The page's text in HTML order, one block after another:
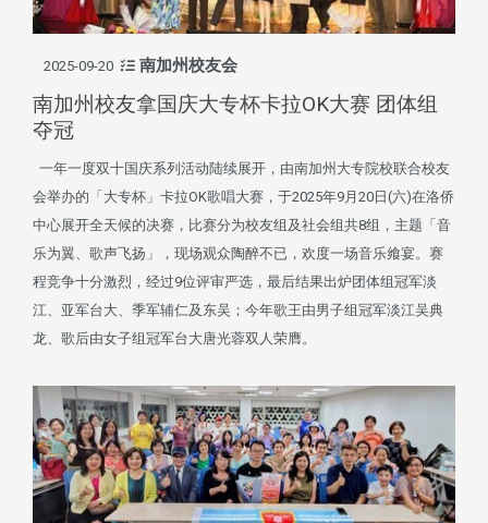
2025-09-20 南加州校友会
南加州校友拿国庆大专杯卡拉OK大赛 团体组
夺冠
一年一度双十国庆系列活动陆续展开，由南加州大专院校联合校友
会举办的「大专杯」卡拉OK歌唱大赛，于2025年9月20日(六)在洛侨
中心展开全天候的决赛，比赛分为校友组及社会组共8组，主题「音
乐为翼、歌声飞扬」，现场观众陶醉不已，欢度一场音乐飨宴。赛
程竞争十分激烈，经过9位评审严选，最后结果出炉团体组冠军淡
江、亚军台大、季军辅仁及东吴；今年歌王由男子组冠军淡江吴典
龙、歌后由女子组冠军台大唐光蓉双人荣膺。